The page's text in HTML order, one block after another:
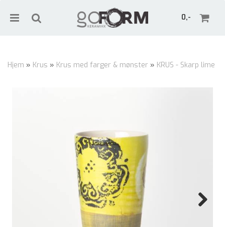
0,-
Hjem » Krus » Krus med farger & mønster » KRUS - Skarp lime